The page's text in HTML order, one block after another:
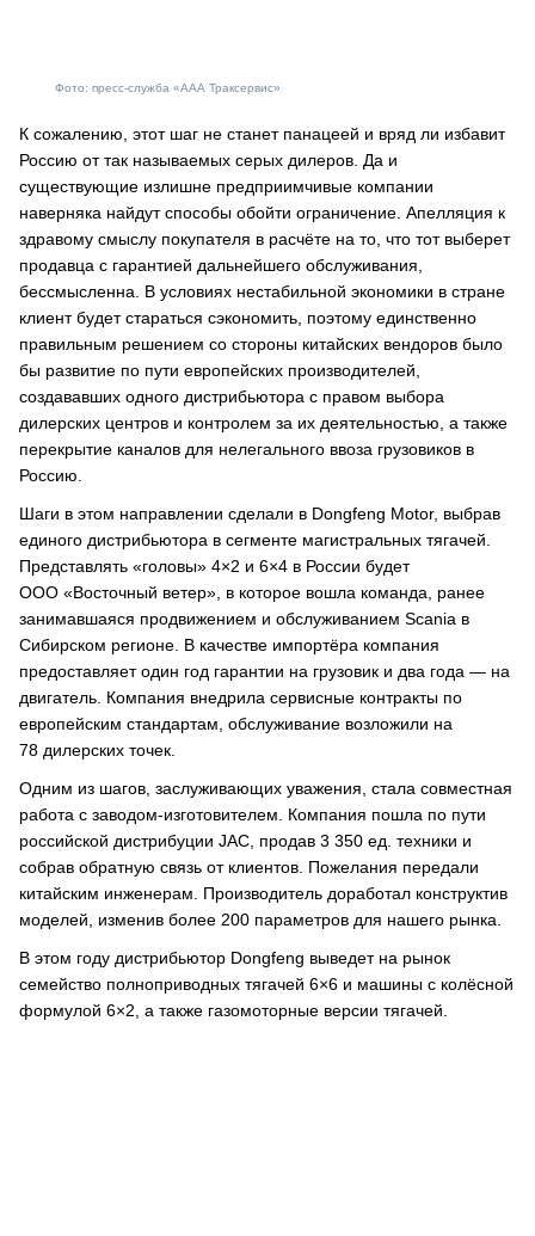
Фото: пресс-служба «ААА Траксервис»
К сожалению, этот шаг не станет панацеей и вряд ли избавит
Россию от так называемых серых дилеров. Да и
существующие излишне предприимчивые компании
наверняка найдут способы обойти ограничение. Апелляция к
здравому смыслу покупателя в расчёте на то, что тот выберет
продавца с гарантией дальнейшего обслуживания,
бессмысленна. В условиях нестабильной экономики в стране
клиент будет стараться сэкономить, поэтому единственно
правильным решением со стороны китайских вендоров было
бы развитие по пути европейских производителей,
создававших одного дистрибьютора с правом выбора
дилерских центров и контролем за их деятельностью, а также
перекрытие каналов для нелегального ввоза грузовиков в
Россию.
Шаги в этом направлении сделали в Dongfeng Motor, выбрав
единого дистрибьютора в сегменте магистральных тягачей.
Представлять «головы» 4×2 и 6×4 в России будет
ООО «Восточный ветер», в которое вошла команда, ранее
занимавшаяся продвижением и обслуживанием Scania в
Сибирском регионе. В качестве импортёра компания
предоставляет один год гарантии на грузовик и два года — на
двигатель. Компания внедрила сервисные контракты по
европейским стандартам, обслуживание возложили на
78 дилерских точек.
Одним из шагов, заслуживающих уважения, стала совместная
работа с заводом-изготовителем. Компания пошла по пути
российской дистрибуции JAC, продав 3 350 ед. техники и
собрав обратную связь от клиентов. Пожелания передали
китайским инженерам. Производитель доработал конструктив
моделей, изменив более 200 параметров для нашего рынка.
В этом году дистрибьютор Dongfeng выведет на рынок
семейство полноприводных тягачей 6×6 и машины с колёсной
формулой 6×2, а также газомоторные версии тягачей.